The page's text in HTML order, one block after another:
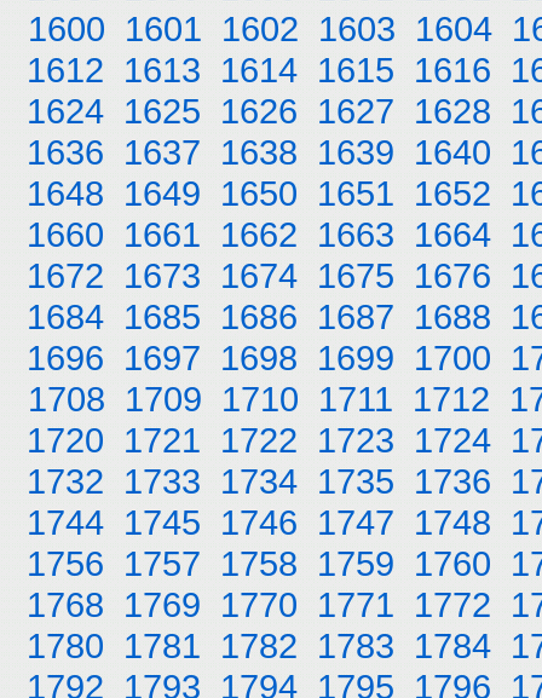
1600 1601 1602 1603 1604
1612 1613 1614 1615 1616
1624 1625 1626 1627 1628
1636 1637 1638 1639 1640
1648 1649 1650 1651 1652
1660 1661 1662 1663 1664
1672 1673 1674 1675 1676
1684 1685 1686 1687 1688
1696 1697 1698 1699 1700
1708 1709 1710 1711 1712
1720 1721 1722 1723 1724
1732 1733 1734 1735 1736
1744 1745 1746 1747 1748
1756 1757 1758 1759 1760
1768 1769 1770 1771 1772
1780 1781 1782 1783 1784
1792 1793 1794 1795 1796